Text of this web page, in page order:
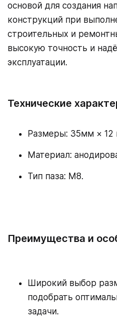
основой для создания
конструкций при
строительных и
высокую точность и
эксплуатации.
Технические
Размеры: 35мм × 12
Материал:
Тип паза: M8.
Преимущества и
Широкий выбор
подобрать
задачи.